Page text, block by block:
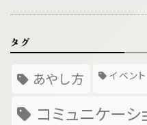
タグ
あやし方 イベント
コミュニケーシ